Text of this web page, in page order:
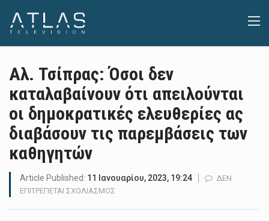
Αλ. Τσίπρας: Όσοι δεν
καταλαβαίνουν ότι απειλούνται
οι δημοκρατικές ελευθερίες ας
διαβάσουν τις παρεμβάσεις των
καθηγητών
Article Published: 11 Ιανουαρίου, 2023, 19:24
ΔΕΝ
ΕΠΙΤΡΈΠΕΤΑΙ ΣΧΟΛΙΑΣΜΌΣ